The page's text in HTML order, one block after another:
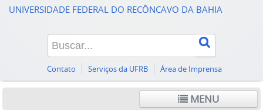
UNIVERSIDADE FEDERAL DO RECÔNCAVO DA BAHIA
Contato Serviços da UFRB Área de Imprensa
MENU